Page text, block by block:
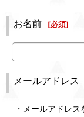
お名前 [必須]
メールアドレス
・メールアドレ